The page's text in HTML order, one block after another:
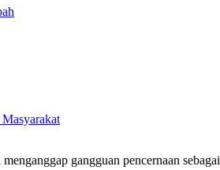
gangguan pencernaan sebagai